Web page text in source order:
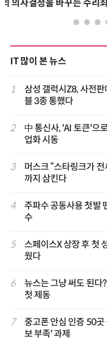
AI 핀옵스 실전 세미나:
IT 많이 본 뉴스
1
삼성 갤럭시Z8, 사전
블 3종 통했다
2
中 통신사, 'AI 토큰'으
업화 시동
3
머스크 “스타링크가
까지 삼킨다
4
주파수 공동사용 첫발
수
5
스페이스X 상장 후 첫
웠다
6
뉴스는 그냥 써도 된다
첫 제동
7
중고폰 안심 인증 50
보 부족' 과제